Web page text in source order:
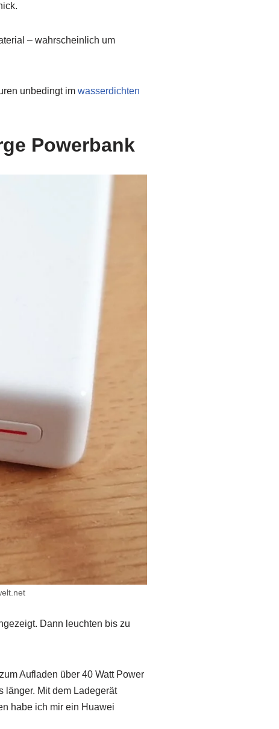
– wahrscheinlich um
unbedingt im wasserdichten
Powerbank
Dann leuchten bis zu
Aufladen über 40 Watt Power
länger. Mit dem Ladegerät
habe ich mir ein Huawei